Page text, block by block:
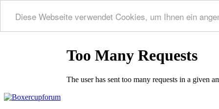
Diese Webseite verwendet Cookies, um Ihnen ein